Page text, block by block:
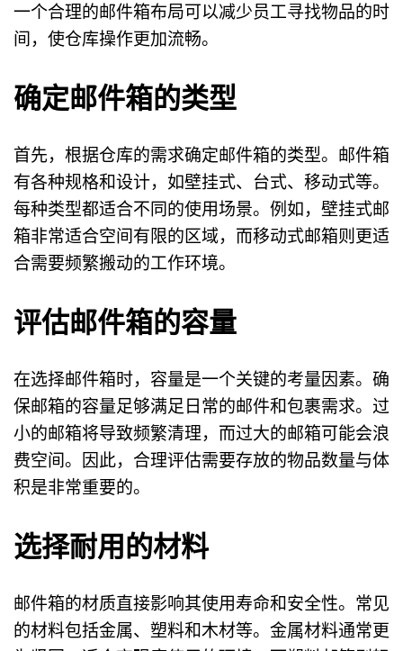
一个合理的邮件箱布局可以减少员工寻找物品的时
间，使仓库操作更加流畅。
确定邮件箱的类型
首先，根据仓库的需求确定邮件箱的类型。邮件箱
有各种规格和设计，如壁挂式、台式、移动式等。
每种类型都适合不同的使用场景。例如，壁挂式邮
箱非常适合空间有限的区域，而移动式邮箱则更适
合需要频繁搬动的工作环境。
评估邮件箱的容量
在选择邮件箱时，容量是一个关键的考量因素。确
保邮箱的容量足够满足日常的邮件和包裹需求。过
小的邮箱将导致频繁清理，而过大的邮箱可能会浪
费空间。因此，合理评估需要存放的物品数量与体
积是非常重要的。
选择耐用的材料
邮件箱的材质直接影响其使用寿命和安全性。常见
的材料包括金属、塑料和木材等。金属材料通常更